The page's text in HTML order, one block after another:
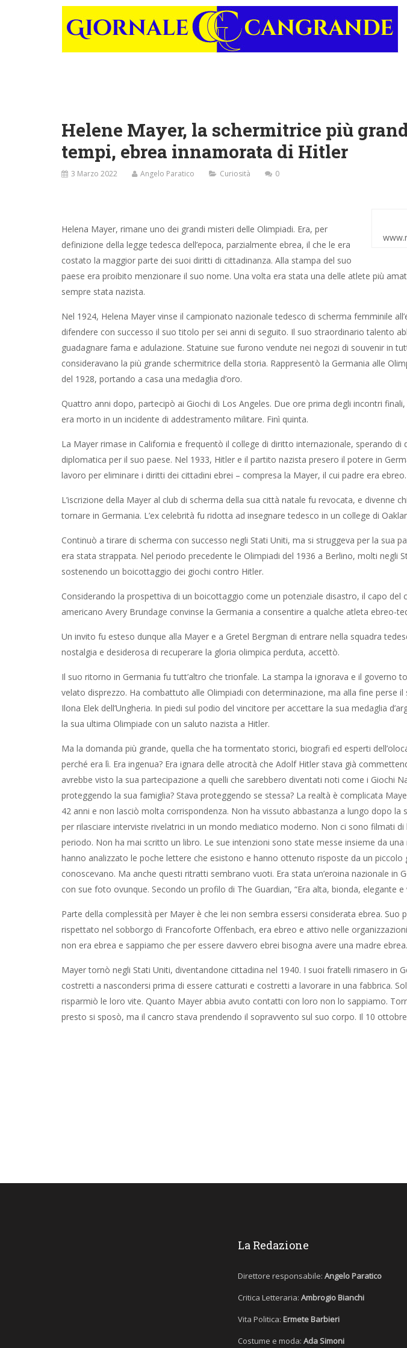
Helene Mayer, la schermitrice più
tempi, ebrea innamorata di Hitler
3 Marzo 2022 Angelo Paratico Curiosità 0
Helena Mayer, rimane uno dei grandi misteri delle Olimpiadi. Era, per
definizione della legge tedesca dell’epoca, parzialmente ebrea, il che le era
costato la maggior parte dei suoi diritti di cittadinanza. Alla stampa del suo
paese era proibito menzionare il suo nome. Una volta era stata una delle atlete più
sempre stata nazista.
Nel 1924, Helena Mayer vinse il campionato nazionale tedesco di scherma femminile
difendere con successo il suo titolo per sei anni di seguito. Il suo straordinario talento
guadagnare fama e adulazione. Statuine sue furono vendute nei negozi di souvenir in
consideravano la più grande schermitrice della storia. Rappresentò la Germania alle
del 1928, portando a casa una medaglia d’oro.
Quattro anni dopo, partecipò ai Giochi di Los Angeles. Due ore prima degli incontri
era morto in un incidente di addestramento militare. Finì quinta.
La Mayer rimase in California e frequentò il college di diritto internazionale, sperando di
diplomatica per il suo paese. Nel 1933, Hitler e il partito nazista presero il potere in
lavoro per eliminare i diritti dei cittadini ebrei – compresa la Mayer, il cui padre era ebreo.
L’iscrizione della Mayer al club di scherma della sua città natale fu revocata, e divenne
tornare in Germania. L’ex celebrità fu ridotta ad insegnare tedesco in un college di
Continuò a tirare di scherma con successo negli Stati Uniti, ma si struggeva per la sua
era stata strappata. Nel periodo precedente le Olimpiadi del 1936 a Berlino, molti negli
sostenendo un boicottaggio dei giochi contro Hitler.
Considerando la prospettiva di un boicottaggio come un potenziale disastro, il capo del
americano Avery Brundage convinse la Germania a consentire a qualche atleta ebreo-
Un invito fu esteso dunque alla Mayer e a Gretel Bergman di entrare nella squadra
nostalgia e desiderosa di recuperare la gloria olimpica perduta, accettò.
Il suo ritorno in Germania fu tutt’altro che trionfale. La stampa la ignorava e il governo
velato disprezzo. Ha combattuto alle Olimpiadi con determinazione, ma alla fine perse
Ilona Elek dell’Ungheria. In piedi sul podio del vincitore per accettare la sua medaglia
la sua ultima Olimpiade con un saluto nazista a Hitler.
Ma la domanda più grande, quella che ha tormentato storici, biografi ed esperti
perché era lì. Era ingenua? Era ignara delle atrocità che Adolf Hitler stava già
avrebbe visto la sua partecipazione a quelli che sarebbero diventati noti come i Giochi
proteggendo la sua famiglia? Stava proteggendo se stessa? La realtà è complicata
42 anni e non lasciò molta corrispondenza. Non ha vissuto abbastanza a lungo dopo la
per rilasciare interviste rivelatrici in un mondo mediatico moderno. Non ci sono filmati di
periodo. Non ha mai scritto un libro. Le sue intenzioni sono state messe insieme da
hanno analizzato le poche lettere che esistono e hanno ottenuto risposte da un piccolo
conoscevano. Ma anche questi ritratti sembrano vuoti. Era stata un’eroina nazionale in
con sue foto ovunque. Secondo un profilo di The Guardian, “Era alta, bionda, elegante e
Parte della complessità per Mayer è che lei non sembra essersi considerata ebrea. Suo
rispettato nel sobborgo di Francoforte Offenbach, era ebreo e attivo nelle
non era ebrea e sappiamo che per essere davvero ebrei bisogna avere una madre ebrea.
Mayer tornò negli Stati Uniti, diventandone cittadina nel 1940. I suoi fratelli rimasero in
costretti a nascondersi prima di essere catturati e costretti a lavorare in una fabbrica.
risparmiò le loro vite. Quanto Mayer abbia avuto contatti con loro non lo sappiamo.
presto si sposò, ma il cancro stava prendendo il sopravvento sul suo corpo. Il 10
La Redazione
Direttore responsabile: Angelo Paratico
Critica Letteraria: Ambrogio Bianchi
Vita Politica: Ermete Barbieri
Costume e moda: Ada Simoni